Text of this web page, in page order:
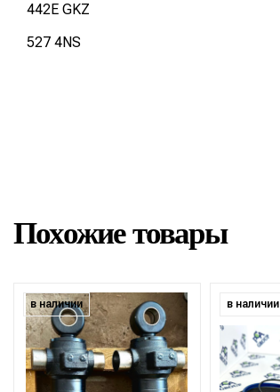
442E GKZ
527 4NS
Похожие товары
в наличии в наличии